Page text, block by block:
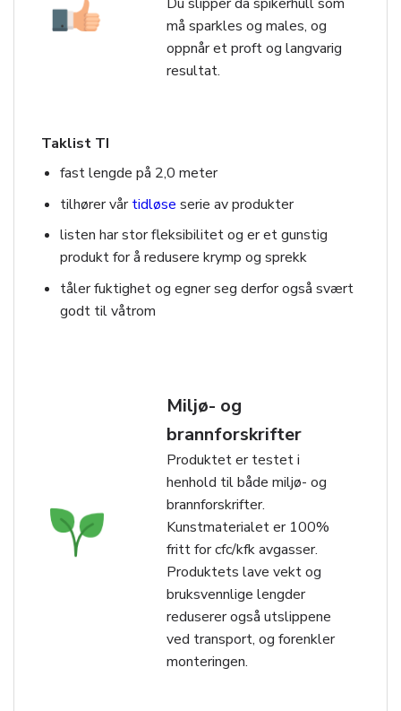
Du slipper da spikerhull som
må sparkles og males, og
oppnår et proft og langvarig
resultat.
Taklist TI
fast lengde på 2,0 meter
tilhører vårtidløse serie av produkter
listen har stor fleksibilitet og er et gunstig
produkt for å redusere krymp og sprekk
tåler fuktighet og egner seg derfor også svært
godt til våtrom
Miljø- og
brannforskrifter
Produktet er testet i
henhold til både miljø- og
brannforskrifter.
Kunstmaterialet er 100%
fritt for cfc/kfk avgasser.
Produktets lave vekt og
bruksvennlige lengder
reduserer også utslippene
ved transport, og forenkler
monteringen.